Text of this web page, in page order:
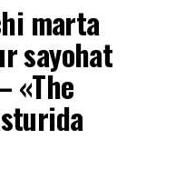
marta
sayohat
«The